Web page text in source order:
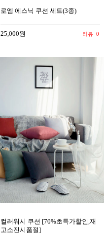
로엠 에스닉 쿠션 세트(3종)
25,000원 리뷰 0
컬러워시 쿠션 [70%초특가할인,재
고소진시품절]